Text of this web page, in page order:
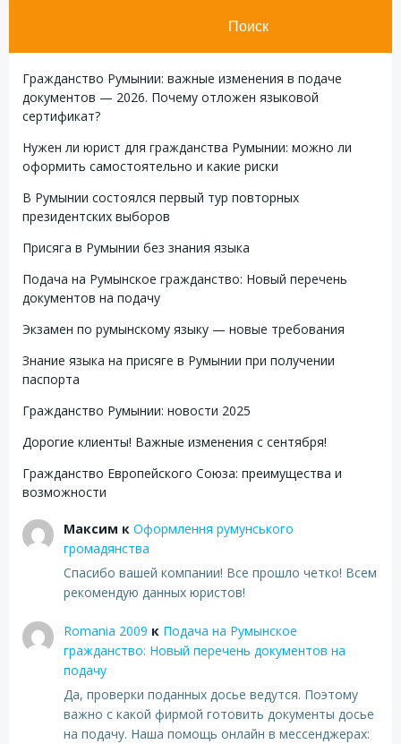
Поиск
Гражданство Румынии: важные изменения в подаче
документов — 2026. Почему отложен языковой
сертификат?
Нужен ли юрист для гражданства Румынии: можно ли
оформить самостоятельно и какие риски
В Румынии состоялся первый тур повторных
президентских выборов
Присяга в Румынии без знания языка
Подача на Румынское гражданство: Новый перечень
документов на подачу
Экзамен по румынскому языку — новые требования
Знание языка на присяге в Румынии при получении
паспорта
Гражданство Румынии: новости 2025
Дорогие клиенты! Важные изменения с сентября!
Гражданство Европейского Союза: преимущества и
возможности
Максим к Оформлення румунського
громадянства
Спасибо вашей компании! Все прошло четко! Всем
рекомендую данных юристов!
Romania 2009 к Подача на Румынское
гражданство: Новый перечень документов на
подачу
Да, проверки поданных досье ведутся. Поэтому
важно с какой фирмой готовить документы досье
на подачу. Наша помощь онлайн в мессенджерах: